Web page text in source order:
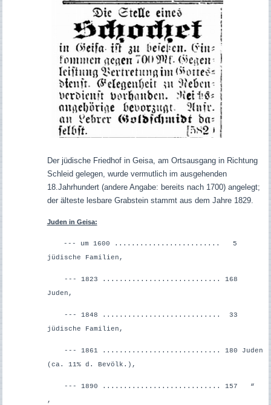
Der jüdische Friedhof in Geisa, am Ortsausgang in Richtung
Schleid gelegen, wurde vermutlich im ausgehenden
18.Jahrhundert (andere Angabe: bereits nach 1700) angelegt;
der älteste lesbare Grabstein stammt aus dem Jahre 1829.
Juden in Geisa:
--- um 1600 ......................... 5
jüdische Familien,
--- 1823 ............................ 168
Juden,
--- 1848 ............................ 33
jüdische Familien,
--- 1861 ............................ 180 Juden
(ca. 11% d. Bevölk.),
--- 1890 ............................ 157 “
,